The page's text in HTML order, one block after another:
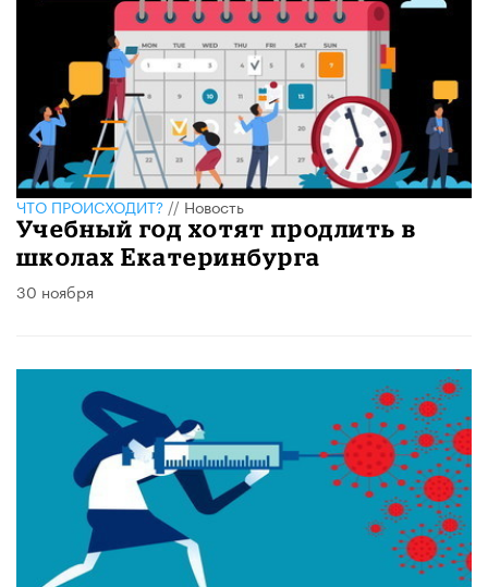
ЧТО ПРОИСХОДИТ?//Новость
Учебный год хотят продлить в
школах Екатеринбурга
30 ноября